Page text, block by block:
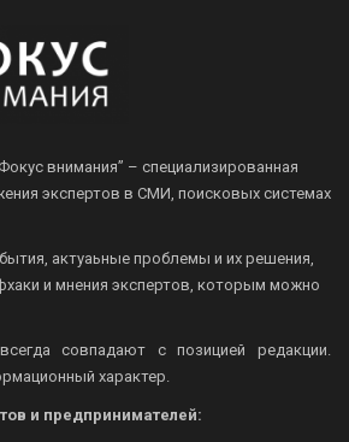
внимания” – специализированная
экспертов в СМИ, поисковых системах
актуаьные проблемы и их решения,
и мнения экспертов, которым можно
совпадают с позицией редакции.
характер.
и предпринимателей: